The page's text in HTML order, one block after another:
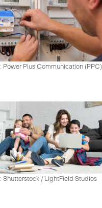
Power Plus Communication (PPC)
Shutterstock / LightField Studios